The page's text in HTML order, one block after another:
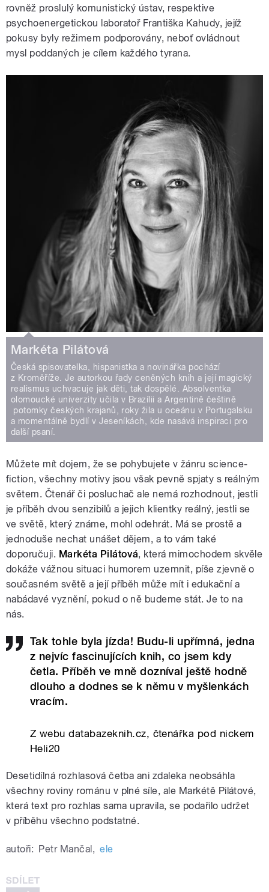
rovněž proslulý komunistický ústav, respektive
psychoenergetickou laboratoř Františka Kahudy, jejíž
pokusy byly režimem podporovány, neboť ovládnout
mysl poddaných je cílem každého tyrana.
Markéta Pilátová
Česká spisovatelka, hispanistka a novinářka pochází
z Kroměříže. Je autorkou řady ceněných knih a její magický
realismus uchvacuje jak děti, tak dospělé. Absolventka
olomoucké univerzity učila v Brazílii a Argentině češtině
potomky českých krajanů, roky žila u oceánu v Portugalsku
a momentálně bydlí v Jeseníkách, kde nasává inspiraci pro
další psaní.
Můžete mít dojem, že se pohybujete v žánru science-
fiction, všechny motivy jsou však pevně spjaty s reálným
světem. Čtenář či posluchač ale nemá rozhodnout, jestli
je příběh dvou senzibilů a jejich klientky reálný, jestli se
ve světě, který známe, mohl odehrát. Má se prostě a
jednoduše nechat unášet dějem, a to vám také
doporučuji. Markéta Pilátová, která mimochodem skvěle
dokáže vážnou situaci humorem uzemnit, píše zjevně o
současném světě a její příběh může mít i edukační a
nabádavé vyznění, pokud o ně budeme stát. Je to na
nás.
Tak tohle byla jízda! Budu-li upřímná, jedna
z nejvíc fascinujících knih, co jsem kdy
četla. Příběh ve mně dozníval ještě hodně
dlouho a dodnes se k němu v myšlenkách
vracím.
Z webu databazeknih.cz, čtenářka pod nickem
Heli20
Desetidílná rozhlasová četba ani zdaleka neobsáhla
všechny roviny románu v plné síle, ale Markétě Pilátové,
která text pro rozhlas sama upravila, se podařilo udržet
v příběhu všechno podstatné.
autoři: Petr Mančal , ele